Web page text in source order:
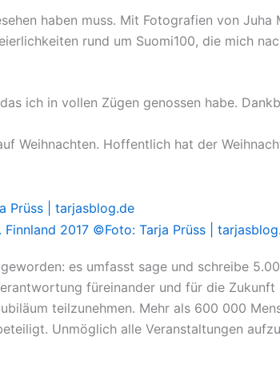
rund um Suomi100, die mich
ich in vollen Zügen genossen habe.
Weihnachten. Hoffentlich hat der
es umfasst sage und schreibe
füreinander und für die
teilzunehmen. Mehr als 600 000
Unmöglich alle Veranstaltungen